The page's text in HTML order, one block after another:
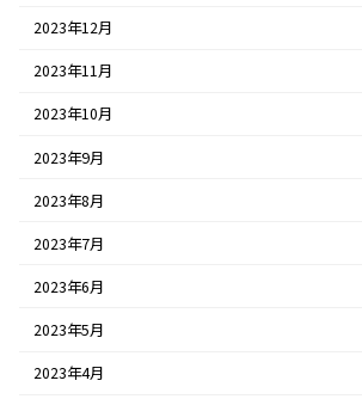
2023年12月
2023年11月
2023年10月
2023年9月
2023年8月
2023年7月
2023年6月
2023年5月
2023年4月